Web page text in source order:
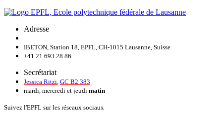
Adresse
IBETON, Station 18, EPFL, CH-1015 Lausanne, Suisse
+41 21 693 28 86
Secrétariat
Jessica Ritzi GC B2 383
mardi, mercredi et jeudi matin
Suivez l'EPFL sur les réseaux sociaux